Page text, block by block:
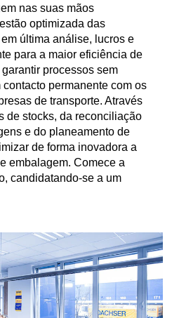
nas suas mãos
optimizada das
última análise, lucros e
para a maior eficiência de
processos sem
permanente com os
de transporte. Através
de stocks, da reconciliação
e do planeamento de
de forma inovadora a
embalagem. Comece a
candidatando-se a um